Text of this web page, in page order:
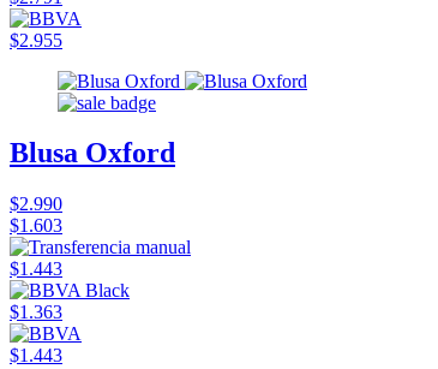
$2.955
Blusa Oxford
$2.990
$1.603
$1.443
$1.363
$1.443